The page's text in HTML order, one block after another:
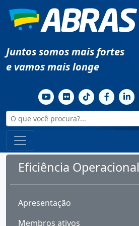
Juntos somos mais fortes
e vamos mais longe
Eficiência Operacional
Apresentação
Membros ativos